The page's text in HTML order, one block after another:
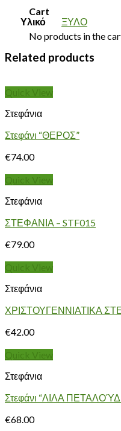
Cart
No products in the
Υλικό ΞΥΛΟ
Related products
Quick View
Στεφάνια
Στεφάνι “ΘΕΡΟΣ”
€74.00
Quick View
Στεφάνια
ΣΤΕΦΑΝΙΑ – STF015
€79.00
Quick View
Στεφάνια
ΧΡΙΣΤΟΥΓΕΝΝΙΑΤΙΚΑ
€42.00
Quick View
Στεφάνια
Στεφάνι “ΛΙΛΑ
€68.00